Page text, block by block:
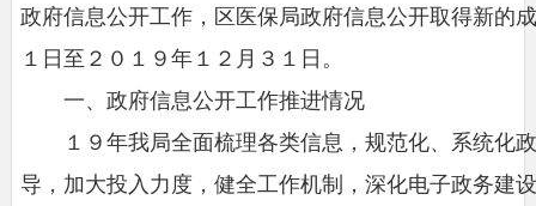
政府信息公开工作，区医保局政府信息公开取得新的
１日至２０１９年１２月３１日。
一、政府信息公开工作推进情况
１９年我局全面梳理各类信息，规范化、系统化
导，加大投入力度，健全工作机制，深化电子政务建